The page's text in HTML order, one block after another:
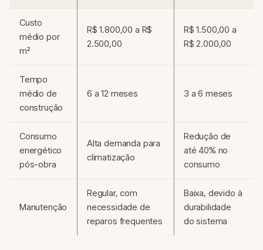
Custo
médio por
m²
R$ 1.800,00 a R$
2.500,00
R$ 1.500,00 a
R$ 2.000,00
Tempo
médio de
construção
6 a 12 meses 3 a 6 meses
Consumo
energético
pós-obra
Alta demanda para
climatização
Redução de
até 40% no
consumo
Manutenção
Regular, com
necessidade de
reparos frequentes
Baixa, devido à
durabilidade
do sistema